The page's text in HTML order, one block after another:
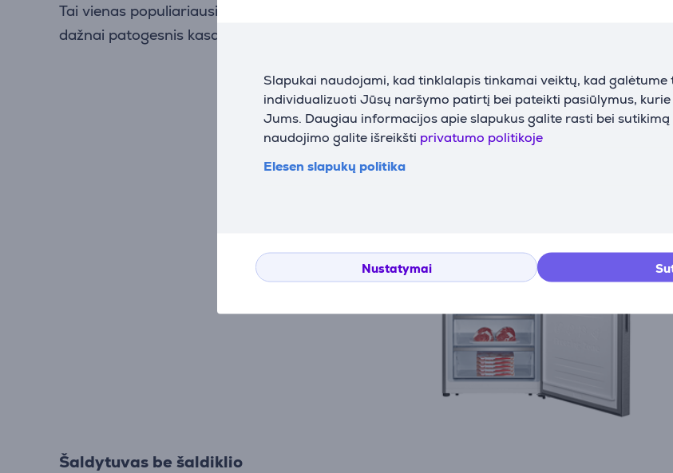
Slapukai naudojami, kad tinklalapis tinkamai veiktų, kad
individualizuoti Jūsų naršymo patirtį bei pateikti pasiūlymus,
Jums. Daugiau informacijos apie slapukus galite rasti bei sutikimą
naudojimo galite išreikšti privatumo politikoje
Elesen slapukų politika
Nustatymai
Tai vienas populiariausių pasirinkimų.
gali turėti šaldiklį
dažnai patogesnis kasdien, nes dažniausiai naudojamas šaldytuvo skyrius yra akių
Šaldytuvas be šaldiklio